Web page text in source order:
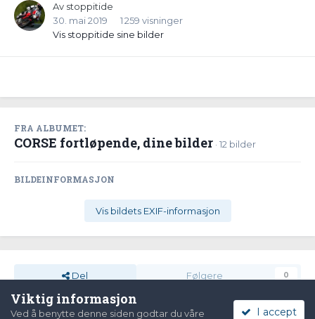
Av stoppitide
30. mai 2019
1 259 visninger
Vis stoppitide sine bilder
FRA ALBUMET:
CORSE fortløpende, dine bilder · 12 bilder
BILDEINFORMASJON
Vis bildets EXIF-informasjon
Del Følgere 0
Viktig informasjon
Ved å benytte denne siden godtar du våre I accept